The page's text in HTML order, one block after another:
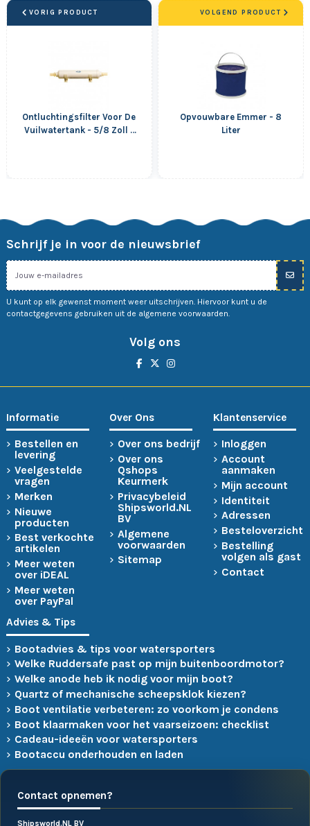
VORIG PRODUCT
Ontluchtingsfilter Voor De
Vuilwatertank - 5/8 Zoll -
Opvouwbare Emmer - 8
Liter
VOLGEND PRODUCT
Schrijf je in voor de nieuwsbrief
U kunt op elk gewenst moment weer uitschrijven. Hiervoor kunt u de
contactgegevens gebruiken uit de algemene voorwaarden.
Volg ons
Informatie
Bestellen en
levering
Veelgestelde
vragen
Merken
Nieuwe
producten
Best verkochte
artikelen
Meer weten
over iDEAL
Meer weten
over PayPal
Over Ons
Over ons bedrijf
Over ons
Qshops
Keurmerk
Privacybeleid
Shipsworld.NL
BV
Algemene
voorwaarden
Sitemap
Klantenservice
Inloggen
Account
aanmaken
Mijn account
Identiteit
Adressen
Besteloverzicht
Bestelling
volgen als gast
Contact
Advies & Tips
Bootadvies & tips voor watersporters
Welke Ruddersafe past op mijn buitenboordmotor?
Welke anode heb ik nodig voor mijn boot?
Quartz of mechanische scheepsklok kiezen?
Boot ventilatie verbeteren: zo voorkom je condens
Boot klaarmaken voor het vaarseizoen: checklist
Cadeau-ideeën voor watersporters
Bootaccu onderhouden en laden
Contact opnemen?
Shipsworld.NL BV